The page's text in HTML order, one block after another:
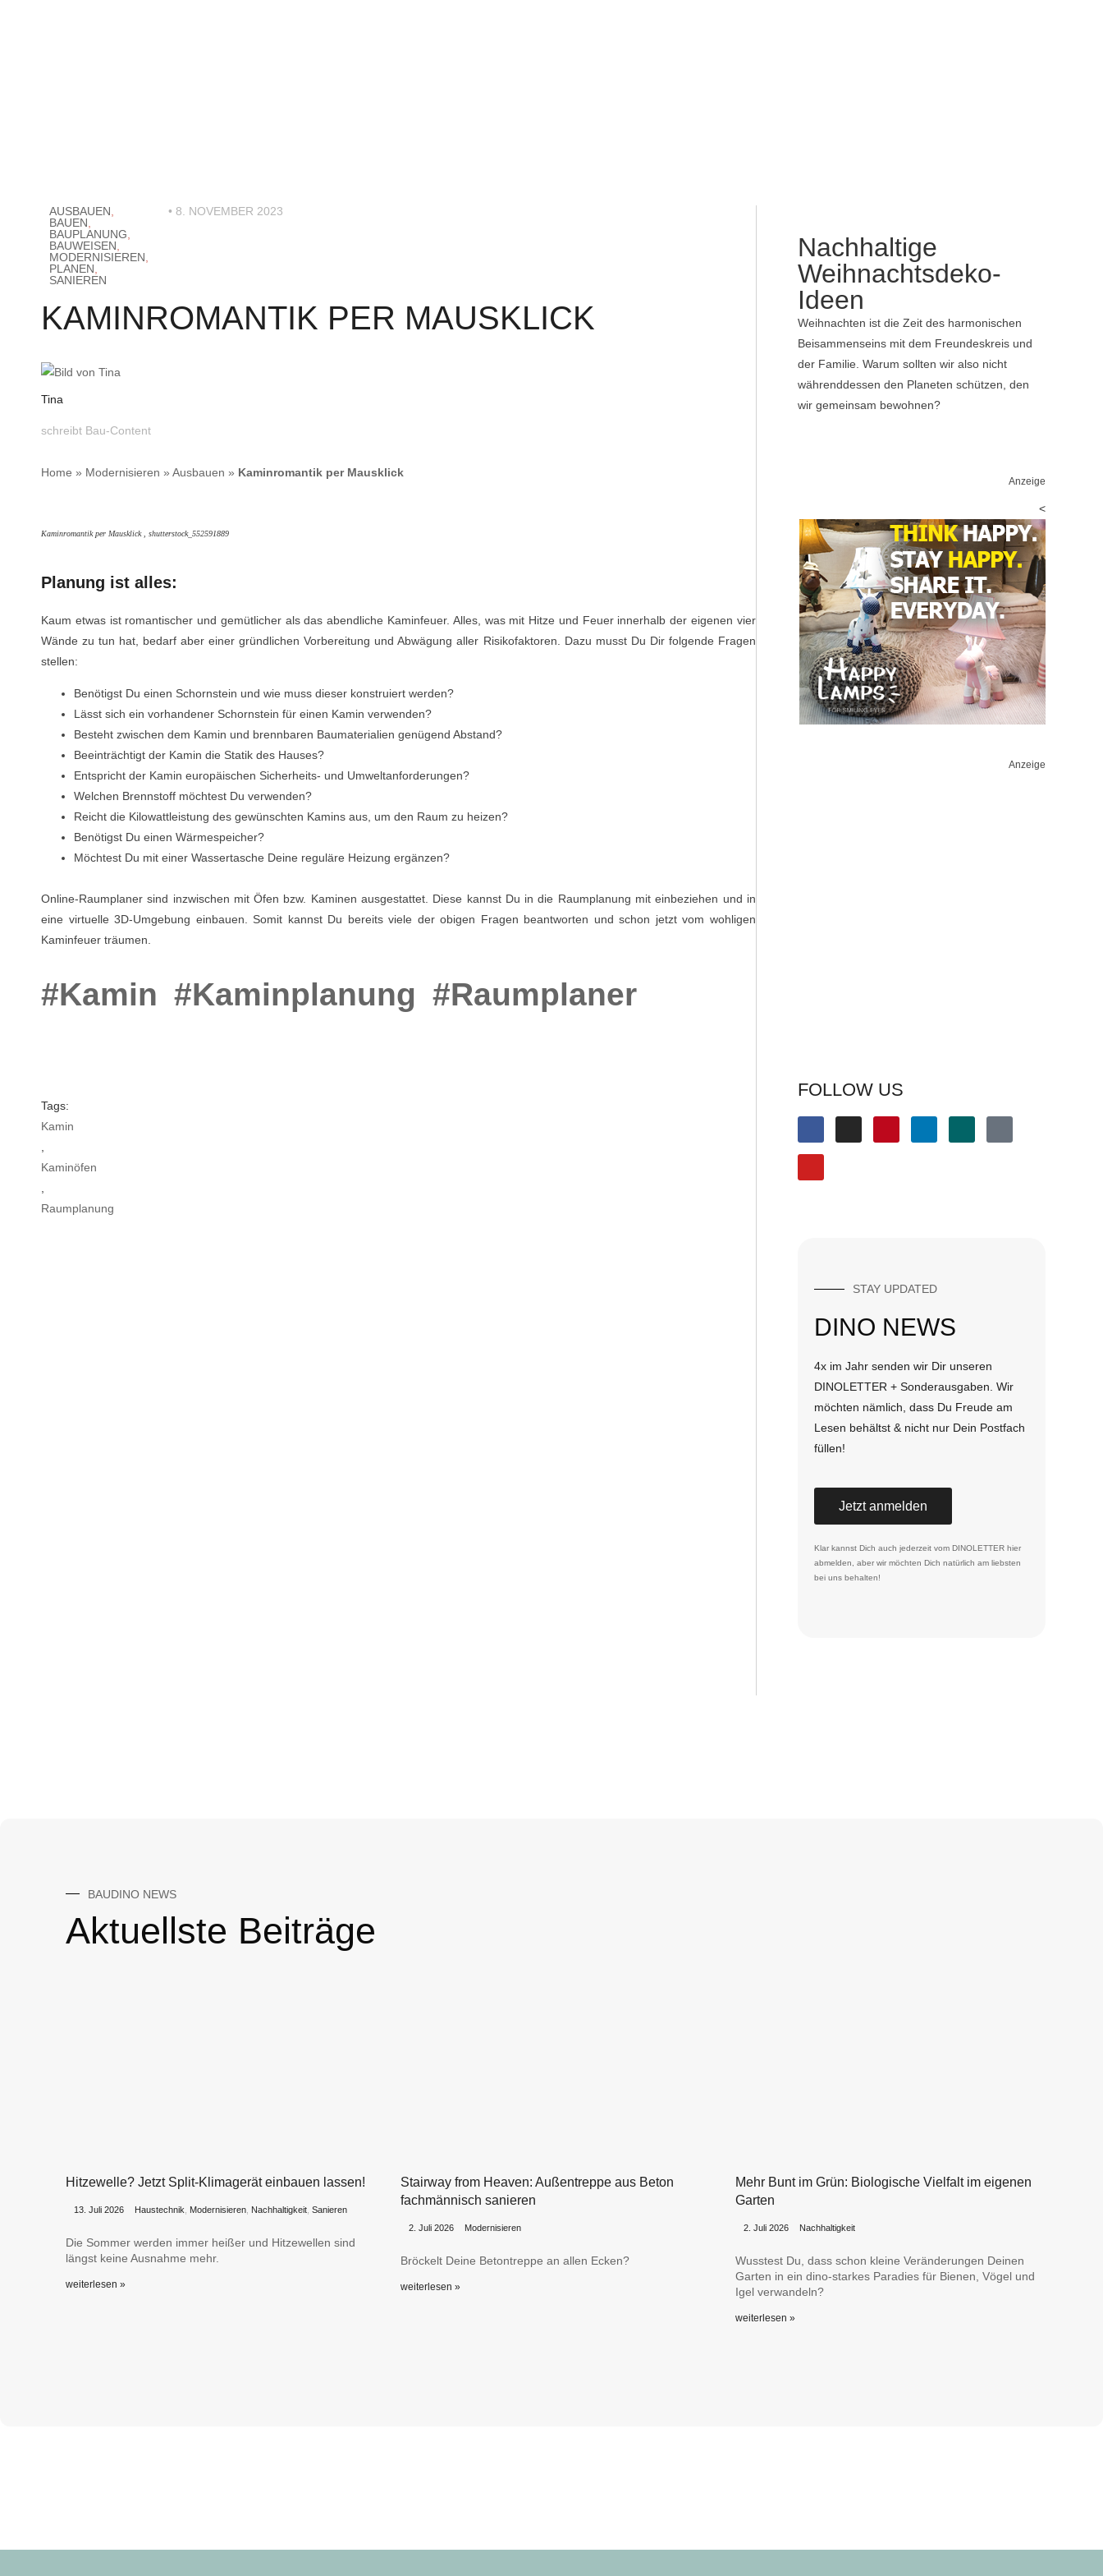
AUSBAUEN
BAUEN
BAUPLANUNG
BAUWEISEN
MODERNISIEREN
PLANEN
SANIEREN
• 8. NOVEMBER 2023
KAMINROMANTIK PER MAUSKLICK
Tina
schreibt Bau-Content
Home » Modernisieren » Ausbauen » Kaminromantik per Mausklick
Kaminromantik per Mausklick , shutterstock_552591889
Planung ist alles:
Kaum etwas ist romantischer und gemütlicher als das abendliche Kaminfeuer. Alles, was mit Hitze und Feuer innerhalb der eigenen vier
Wände zu tun hat, bedarf aber einer gründlichen Vorbereitung und Abwägung aller Risikofaktoren. Dazu musst Du Dir folgende Fragen
stellen:
Benötigst Du einen Schornstein und wie muss dieser konstruiert werden?
Lässt sich ein vorhandener Schornstein für einen Kamin verwenden?
Besteht zwischen dem Kamin und brennbaren Baumaterialien genügend Abstand?
Beeinträchtigt der Kamin die Statik des Hauses?
Entspricht der Kamin europäischen Sicherheits- und Umweltanforderungen?
Welchen Brennstoff möchtest Du verwenden?
Reicht die Kilowattleistung des gewünschten Kamins aus, um den Raum zu heizen?
Benötigst Du einen Wärmespeicher?
Möchtest Du mit einer Wassertasche Deine reguläre Heizung ergänzen?
Online-Raumplaner sind inzwischen mit Öfen bzw. Kaminen ausgestattet. Diese kannst Du in die Raumplanung mit einbeziehen und in
eine virtuelle 3D-Umgebung einbauen. Somit kannst Du bereits viele der obigen Fragen beantworten und schon jetzt vom wohligen
Kaminfeuer träumen.
#Kamin #Kaminplanung #Raumplaner
Tags:
Kamin
Kaminöfen
Raumplanung
Nachhaltige
Weihnachtsdeko-
Ideen
Weihnachten ist die Zeit des harmonischen
Beisammenseins mit dem Freundeskreis und
der Familie. Warum sollten wir also nicht
währenddessen den Planeten schützen, den
wir gemeinsam bewohnen?
Anzeige
<
Anzeige
FOLLOW US
STAY UPDATED
DINO NEWS
4x im Jahr senden wir Dir unseren
DINOLETTER + Sonderausgaben. Wir
möchten nämlich, dass Du Freude am
Lesen behältst & nicht nur Dein Postfach
füllen!
Jetzt anmelden
Klar kannst Dich auch jederzeit vom DINOLETTER hier
abmelden , aber wir möchten Dich natürlich am liebsten
bei uns behalten!
BAUDINO NEWS
Aktuellste Beiträge
Hitzewelle? Jetzt Split-Klimagerät einbauen lassen!
13. Juli 2026 Haustechnik Modernisieren Nachhaltigkeit Sanieren
Die Sommer werden immer heißer und Hitzewellen sind
längst keine Ausnahme mehr.
weiterlesen »
Stairway from Heaven: Außentreppe aus Beton
fachmännisch sanieren
2. Juli 2026 Modernisieren
Bröckelt Deine Betontreppe an allen Ecken?
weiterlesen »
Mehr Bunt im Grün: Biologische Vielfalt im eigenen
Garten
2. Juli 2026 Nachhaltigkeit
Wusstest Du, dass schon kleine Veränderungen Deinen
Garten in ein dino-starkes Paradies für Bienen, Vögel und
Igel verwandeln?
weiterlesen »